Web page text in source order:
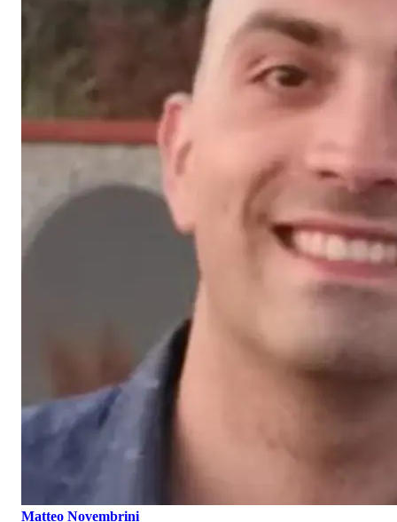
Matteo Novembrini